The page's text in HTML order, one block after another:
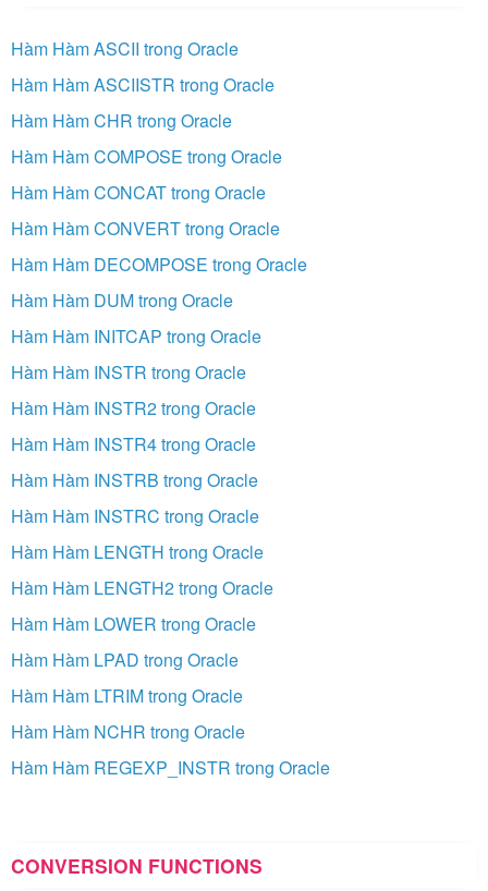
Hàm Hàm ASCII trong Oracle
Hàm Hàm ASCIISTR trong Oracle
Hàm Hàm CHR trong Oracle
Hàm Hàm COMPOSE trong Oracle
Hàm Hàm CONCAT trong Oracle
Hàm Hàm CONVERT trong Oracle
Hàm Hàm DECOMPOSE trong Oracle
Hàm Hàm DUM trong Oracle
Hàm Hàm INITCAP trong Oracle
Hàm Hàm INSTR trong Oracle
Hàm Hàm INSTR2 trong Oracle
Hàm Hàm INSTR4 trong Oracle
Hàm Hàm INSTRB trong Oracle
Hàm Hàm INSTRC trong Oracle
Hàm Hàm LENGTH trong Oracle
Hàm Hàm LENGTH2 trong Oracle
Hàm Hàm LOWER trong Oracle
Hàm Hàm LPAD trong Oracle
Hàm Hàm LTRIM trong Oracle
Hàm Hàm NCHR trong Oracle
Hàm Hàm REGEXP_INSTR trong Oracle
CONVERSION FUNCTIONS